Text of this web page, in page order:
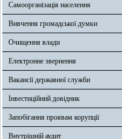
Самоорганізація населення
Вивчення громадської думки
Очищення влади
Електронне звернення
Вакансії державної служби
Інвестиційний довідник
Запобігання проявам корупції
Внутрішній аудит